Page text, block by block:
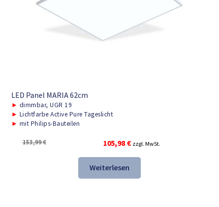
LED Panel MARIA 62cm
► dimmbar, UGR 19
► Lichtfarbe Active Pure Tageslicht
► mit Philips-Bauteilen
153,99€
Ursprünglicher
war:
153,99 €
105,98 €Aktueller
105,98 €.
zzgl. MwSt.
Weiterlesen